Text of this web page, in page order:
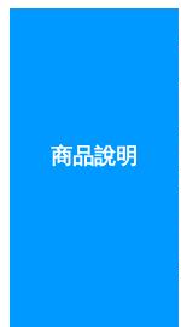
商品說明